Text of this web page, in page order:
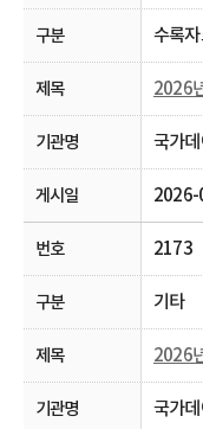
수록
국가
2173
기타
국가